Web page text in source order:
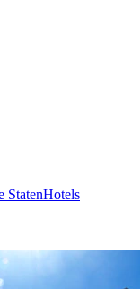
StatenHotels